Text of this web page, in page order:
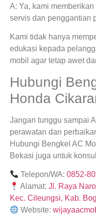
A: Ya, kami
servis dan penggantian
Kami tidak hanya
edukasi kepada
mobil agar tetap awet
Hubungi
Honda
Jangan tunggu sampai
perawatan dan
Hubungi Bengkel AC
Bekasi juga untuk
Telepon/WA:0852-
Alamat:Jl. Raya
Kec. Cileungsi, Kab.
Website: